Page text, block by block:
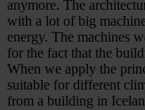
anymore. The
with a lot of big
energy. The machines
for the fact that the
When we apply the
suitable for different
from a building in